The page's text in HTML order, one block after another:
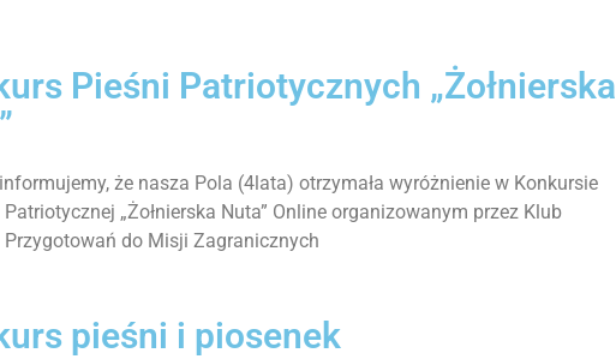
Pieśni Patriotycznych „Żołnierska
że nasza Pola (4lata) otrzymała wyróżnienie w Konkursie
Patriotycznej „Żołnierska Nuta” Online organizowanym przez Klub
Przygotowań do Misji Zagranicznych
pieśni i piosenek